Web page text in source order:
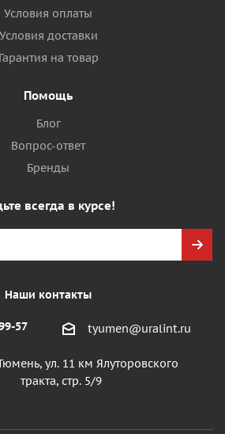
Условия оплаты
Условия доставки
Гарантия на товар
Помощь
Блог
Вопрос-ответ
Бренды
всегда в курсе!
Наши контакты
57 tyumen@uralint.ru
ул. 11 км Ялуторовского
тракта, стр. 5/9